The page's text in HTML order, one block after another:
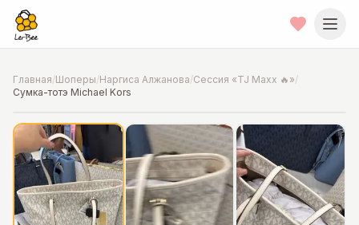
Главная/Шоперы/Наргиса Алжанова/Сессия «TJ Maxx 🔥»/
Сумка-тотэ Michael Kors
📍Фото от шопера Chicago